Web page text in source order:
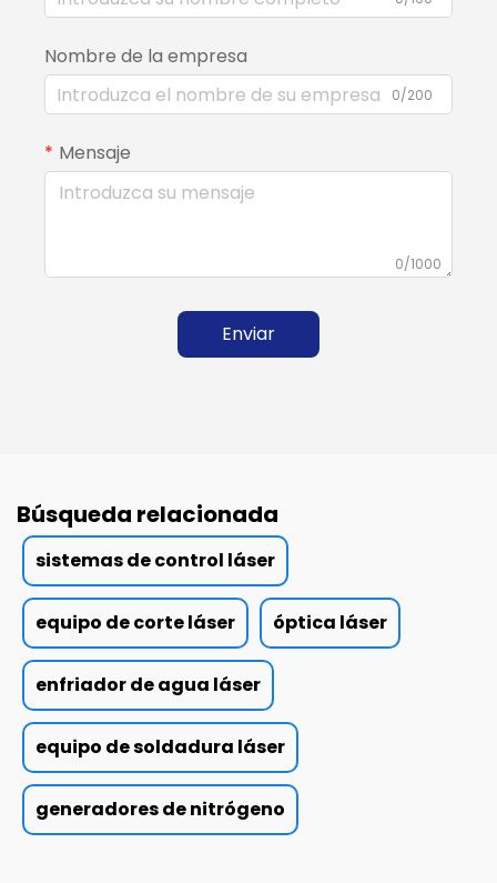
Nombre de la empresa
0/200
Mensaje
0/1000
Enviar
Búsqueda relacionada
sistemas de control láser
equipo de corte láser óptica láser
enfriador de agua láser
equipo de soldadura láser
generadores de nitrógeno